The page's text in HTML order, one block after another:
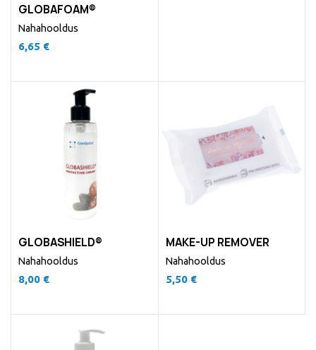
GLOBAFOAM®
Nahahooldus
6,65 €
GLOBASHIELD®
Nahahooldus
8,00 €
MAKE-UP REMOVER
Nahahooldus
5,50 €